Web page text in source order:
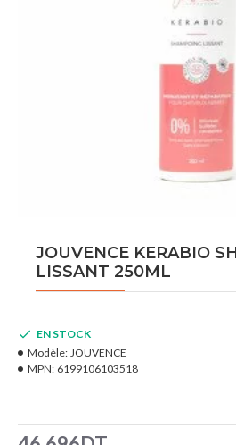
JOUVENCE KERABIO
LISSANT 250ML
EN STOCK
Modèle: JOUVENCE
MPN: 6199106103518